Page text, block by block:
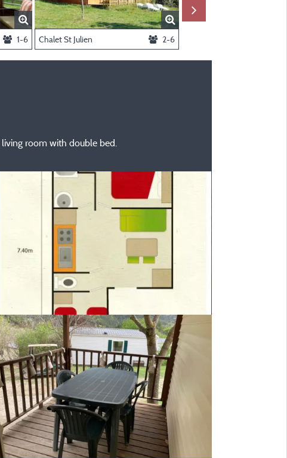
1-6 Chalet St Julien 2-6
room with double bed.